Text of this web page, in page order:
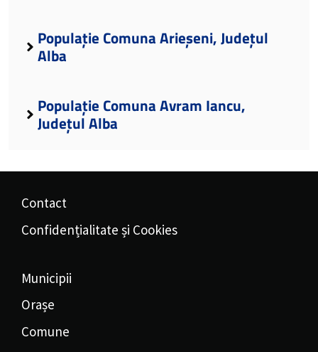
Populație Comuna Arieșeni, Județul
Alba
Populație Comuna Avram Iancu,
Județul Alba
Contact
Confidențialitate și Cookies
Municipii
Orașe
Comune